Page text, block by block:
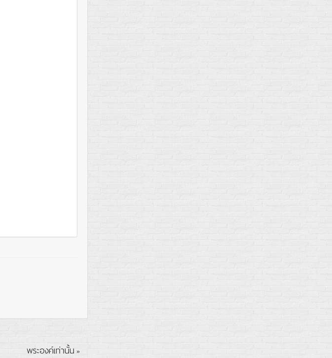
พระองค์เท่านั้น »